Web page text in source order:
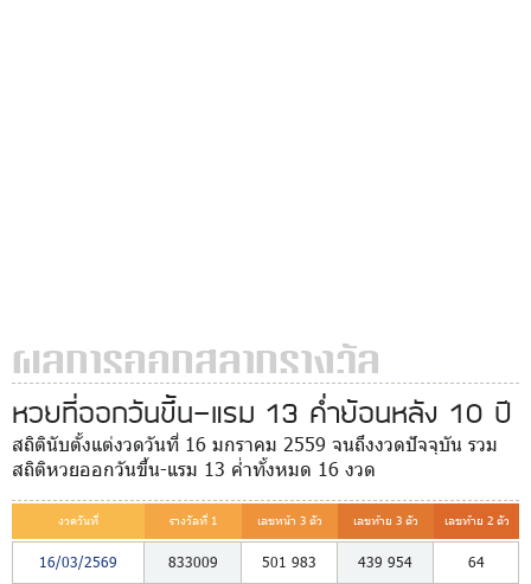
ผลการออกสลากรางวัล
หวยที่ออกวันขึ้น-แรม 13 ค่ำย้อนหลัง 10 ปี
สถิตินับตั้งแต่งวดวันที่ 16 มกราคม 2559 จนถึงงวดปัจจุบัน รวม
สถิติหวยออกวันขึ้น-แรม 13 ค่ำทั้งหมด 16 งวด
งวดวันที่ รางวัลที่ 1 เลขหน้า 3 ตัว เลขท้าย 3 ตัว เลขท้าย 2 ตัว
16/03/2569 833009 501 983 439 954 64